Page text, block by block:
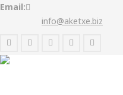
Email:
info@aketxe.biz